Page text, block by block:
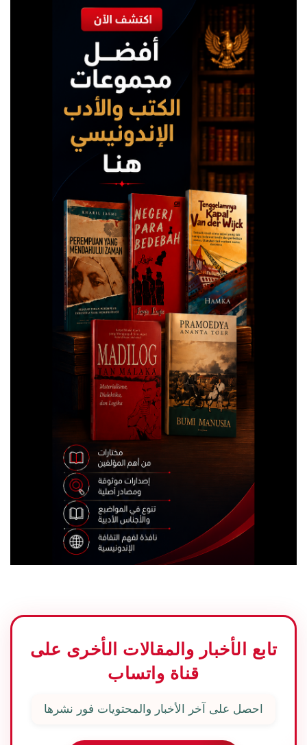
تابع الأخبار والمقالات الأخرى على
قناة واتساب
احصل على آخر الأخبار والمحتويات فور نشرها